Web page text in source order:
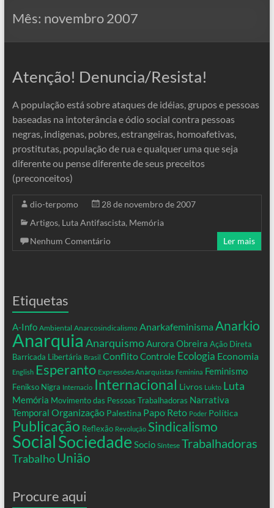
Mês: novembro 2007
Atenção! Denuncia/Resista!
A população está sobre ataques de idéias, grupos e pessoas
baseadas na intoterância e ódio social contra pessoas
negras, indigenas, pobres, estrangeiras, homoafetivas,
prostitutas, população de rua e qualquer uma que seja
diferente ou pense diferente de seus preceitos
(preconceitos)
dio-terpomo
28 de novembro de 2007
Artigos, Luta Antifascista, Memória
Nenhum Comentário
Ler mais
Etiquetas
A-Info Ambiental Anarcosindicalismo Anarkafeminisma Anarkio
Anarquia AnarquismoAurora Obreira Ação Direta
Barricada Libertária Brasil ConflitoControle Ecologia Economia
English Esperanto Expressões Anarquistas Feminina Feminismo
Fenikso Nigra Internacio Internacional Livros Lukto Luta
Memória Movimento das Pessoas Trabalhadoras Narrativa
Temporal Organização Palestina Papo Reto Poder Política
Publicação Reflexão Revolução Sindicalismo
SocialSociedade Socio Síntese Trabalhadoras
Trabalho União
Procure aqui